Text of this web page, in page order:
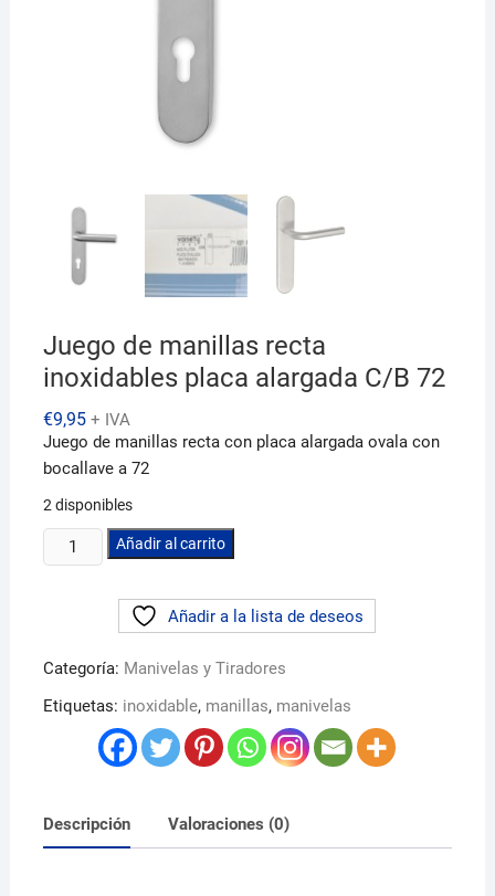
Juego de manillas recta
inoxidables placa alargada C/B 72
€9,95 + IVA
Juego de manillas recta con placa alargada ovala con
bocallave a 72
2 disponibles
Juego
de
placa
alargada
Añadir al carrito
Añadir a la lista de deseos
Categoría: Manivelas y Tiradores
Etiquetas: inoxidable, manillas, manivelas
Descripción Valoraciones (0)